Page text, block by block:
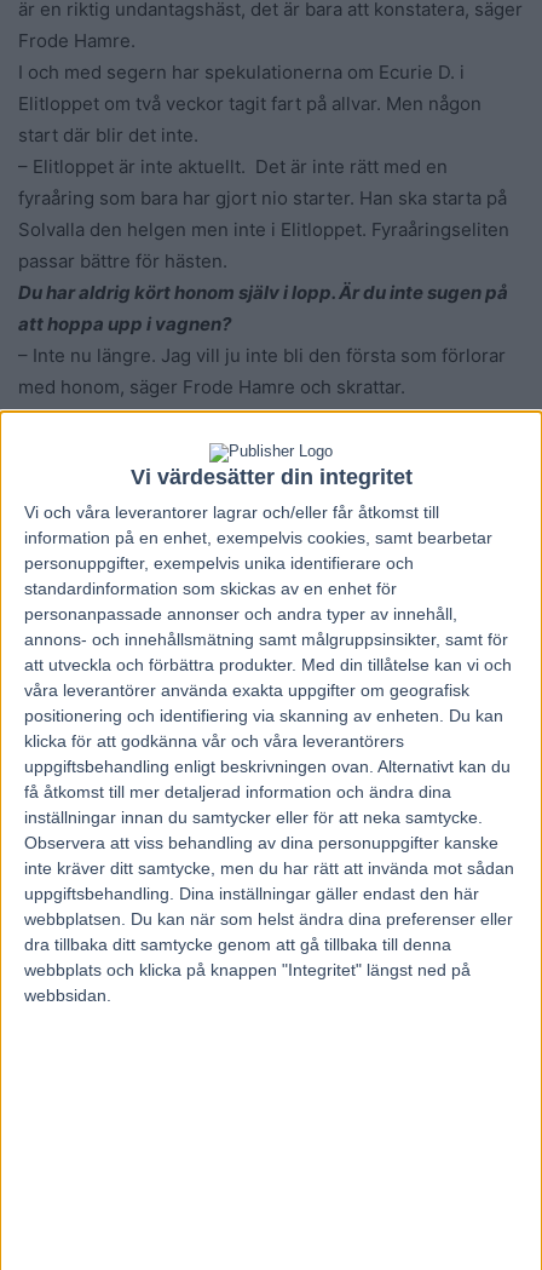
Vi värdesätter din integritet
Vi och våra leverantorer lagrar och/eller får åtkomst till
information på en enhet, exempelvis cookies, samt bearbetar
personuppgifter, exempelvis unika identifierare och
standardinformation som skickas av en enhet för
personanpassade annonser och andra typer av innehåll,
annons- och innehållsmätning samt målgruppsinsikter, samt för
att utveckla och förbättra produkter. Med din tillåtelse kan vi och
våra leverantörer använda exakta uppgifter om geografisk
positionering och identifiering via skanning av enheten. Du kan
klicka för att godkänna vår och våra leverantörers
uppgiftsbehandling enligt beskrivningen ovan. Alternativt kan du
få åtkomst till mer detaljerad information och ändra dina
inställningar innan du samtycker eller för att neka samtycke.
Observera att viss behandling av dina personuppgifter kanske
inte kräver ditt samtycke, men du har rätt att invända mot sådan
uppgiftsbehandling. Dina inställningar gäller endast den här
webbplatsen. Du kan när som helst ändra dina preferenser eller
dra tillbaka ditt samtycke genom att gå tillbaka till denna
webbplats och klicka på knappen "Integritet" längst ned på
webbsidan.
är en riktig undantagshäst, det är bara att konstatera, säger
Frode Hamre.
I och med segern har spekulationerna om Ecurie D. i
Elitloppet om två veckor tagit fart på allvar. Men någon
start där blir det inte.
– Elitloppet är inte aktuellt. Det är inte rätt med en
fyraåring som bara har gjort nio starter. Han ska starta på
Solvalla den helgen men inte i Elitloppet. Fyraåringseliten
passar bättre för hästen.
Du har aldrig kört honom själv i lopp. Är du inte sugen på
att hoppa upp i vagnen?
– Inte nu längre. Jag vill ju inte bli den första som förlorar
med honom, säger Frode Hamre och skrattar.
Fortsatt på topp men tuffa förutsättningar
(V86-7) har inte samma stjärnstatus som sin två
år yngre stallkamrat men också han är van att vända upp
för segerdefilering. Han har vunnit sex av årets sju starter.
– Han har gått riktigt bra lopp och vunnit över både
medeldistans och sprint. Jag tror kanske att medel passar
honom allra bäst men han utvecklas och senast vann han
bakifrån, vilket var väldigt positivt. Tidigare har han kämpat
bäst i ledningen eller utvändigt om ledaren men senast
visade han en ny sida som är bra för honom.
Harley D.E:s nyfunna egenskap att även ta i för fullt
bakifrån höjer förhoppningarna inför onsdagens start på
Åby. Men bricka tio över 1 640 meter får ändå Frode Hamre
att ligga lite lågt.
– Allt är bara bra med honom efter senast, han gick jobb i
fredags och kändes stark och fin. Jag förväntar mig att han
kommer vara lika bra som tidigare men nu har han en svår
uppgift. Bakspår över kort distans när de kanske springer